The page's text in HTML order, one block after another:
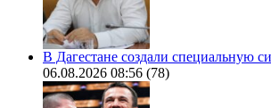
В Дагестане создали специальную
06.08.2026 08:56 (78)